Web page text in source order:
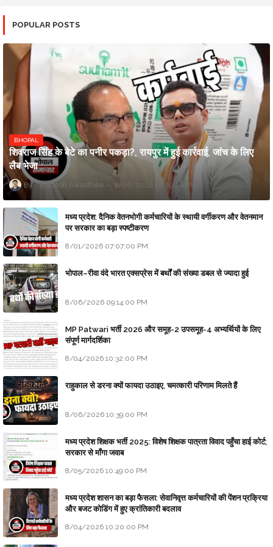
POPULAR POSTS
BHOPAL
शिवराज सिंह के बेटे का पनीर पकड़ा?, रायपुर में हुई कार्रवाई, जांच के लिए
लैब भेजा
Updesh Awasthee 8/06/2026 10:09:00 PM
मध्य प्रदेश: दैनिक वेतनभोगी कर्मचारियों के स्थायी वर्गीकरण और वेतनमान
पर सरकार का बड़ा स्पष्टीकरण
8/01/2026 07:07:00 PM
भोपाल–रीवा वंदे भारत एक्सप्रेस में बर्थों की संख्या डबल से ज्यादा हुई
8/06/2026 09:14:00 PM
MP Patwari भर्ती 2026 और समूह-2 उपसमूह-4 अभ्यर्थियों के लिए
संपूर्ण मार्गदर्शिका
8/04/2026 10:32:00 PM
राहुकाल से डरना क्यों फायदा उठाइए, चमत्कारी परिणाम मिलते हैं
8/06/2026 10:39:00 PM
मध्य प्रदेश शिक्षक भर्ती 2025: विशेष शिक्षक पात्रता विवाद पहुँचा हाई कोर्ट;
सरकार से माँगा जवाब
8/05/2026 10:49:00 PM
मध्य प्रदेश शासन का बड़ा फैसला: सेवानिवृत्त कर्मचारियों की पेंशन प्रक्रिया
और बजट कोडिंग में हुए क्रांतिकारी बदलाव
8/04/2026 10:20:00 PM